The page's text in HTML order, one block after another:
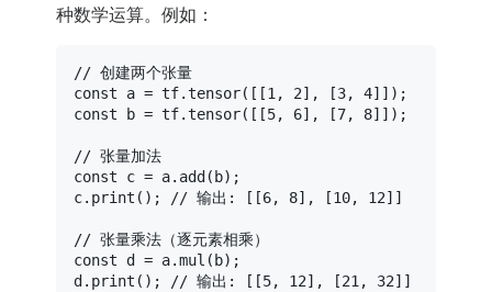
种数学运算。例如：
// 创建两个张量
const a = tf.tensor([[1 , 2], [3, 4
const b = tf.tensor([[5, 6], [7, 8]]);
// 张量加法
const c = a. add (b);
c. print (); // 输出: [[6, 8], [10, 12]]
// 张量乘法（逐元素相乘）
const d = a.mul (b);
d. print (); // 输出: [[5, 12], [21, 32]]